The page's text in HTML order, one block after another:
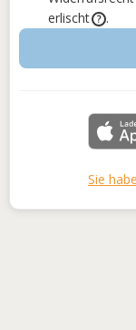
erlischt
? .
Sie